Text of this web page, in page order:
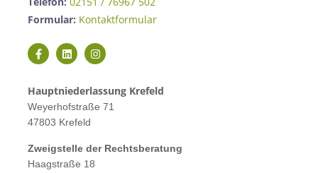
Formular: Kontaktformular
Hauptniederlassung Krefeld
Weyerhofstraße 71
47803 Krefeld
Zweigstelle der Rechtsberatung
Haagstraße 18